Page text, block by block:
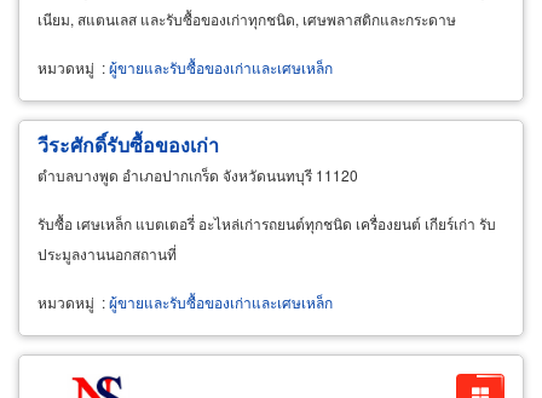
เนียม, สแตนเลส และรับซื้อของเก่าทุกชนิด, เศษพลาสติกและกระดาษ
หมวดหมู่ :ผู้ขายและรับซื้อของเก่าและเศษเหล็ก
วีระศักดิ์รับซื้อของเก่า
ตำบลบางพูด อำเภอปากเกร็ด จังหวัดนนทบุรี 11120
รับซื้อ เศษเหล็ก แบตเตอรี่ อะไหล่เก่ารถยนต์ทุกชนิด เครื่องยนต์ เกียร์เก่า รับ
ประมูลงานนอกสถานที่
หมวดหมู่ :ผู้ขายและรับซื้อของเก่าและเศษเหล็ก